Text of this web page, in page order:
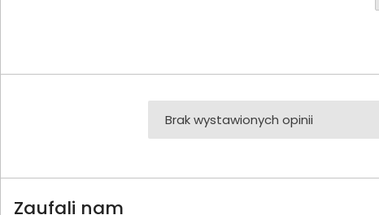
Brak wystawionych opinii
Zaufali nam